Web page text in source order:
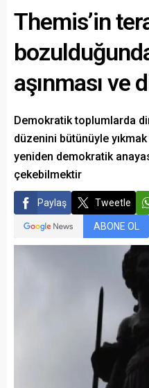
Themis’in
aşınması ve
Demokratik toplumlarda
düzenini bütünüyle
yeniden demokratik
çekebilmektir
Paylaş Tweetle
ABONE OL